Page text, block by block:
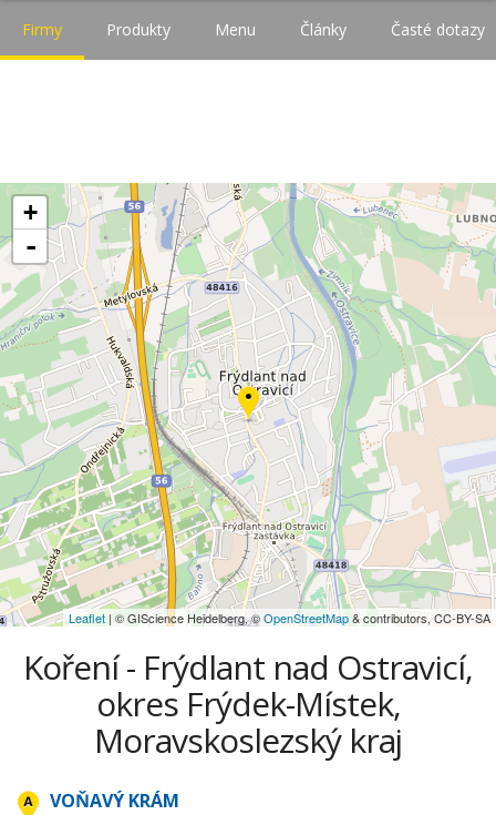
Firmy Produkty Menu Články Časté dotazy
+
-
Leaflet | © GIScience Heidelberg, ©OpenStreetMap& contributors, CC-BY-SA
Koření - Frýdlant nad Ostravicí,
okres Frýdek-Místek,
Moravskoslezský kraj
VOŇAVÝ KRÁM